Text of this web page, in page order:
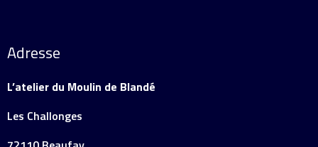
Adresse
L’atelier du Moulin de Blandé
Les Challonges